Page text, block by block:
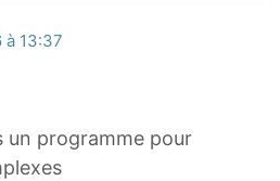
à 13:37
un programme pour